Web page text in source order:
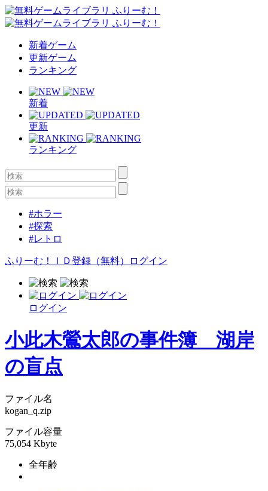
新着ゲーム
更新ゲーム
ランキング
新着
更新
ランキング
#ホラー
#探索
#レトロ
ふりーむ！ＩＤ登録（無料） ログイン
ログイン
小此木鶯太郎の事件簿 湖岸
の盲点
ファイル名
kogan_q.zip
ファイル容量
75,054 Kbyte
全年齢